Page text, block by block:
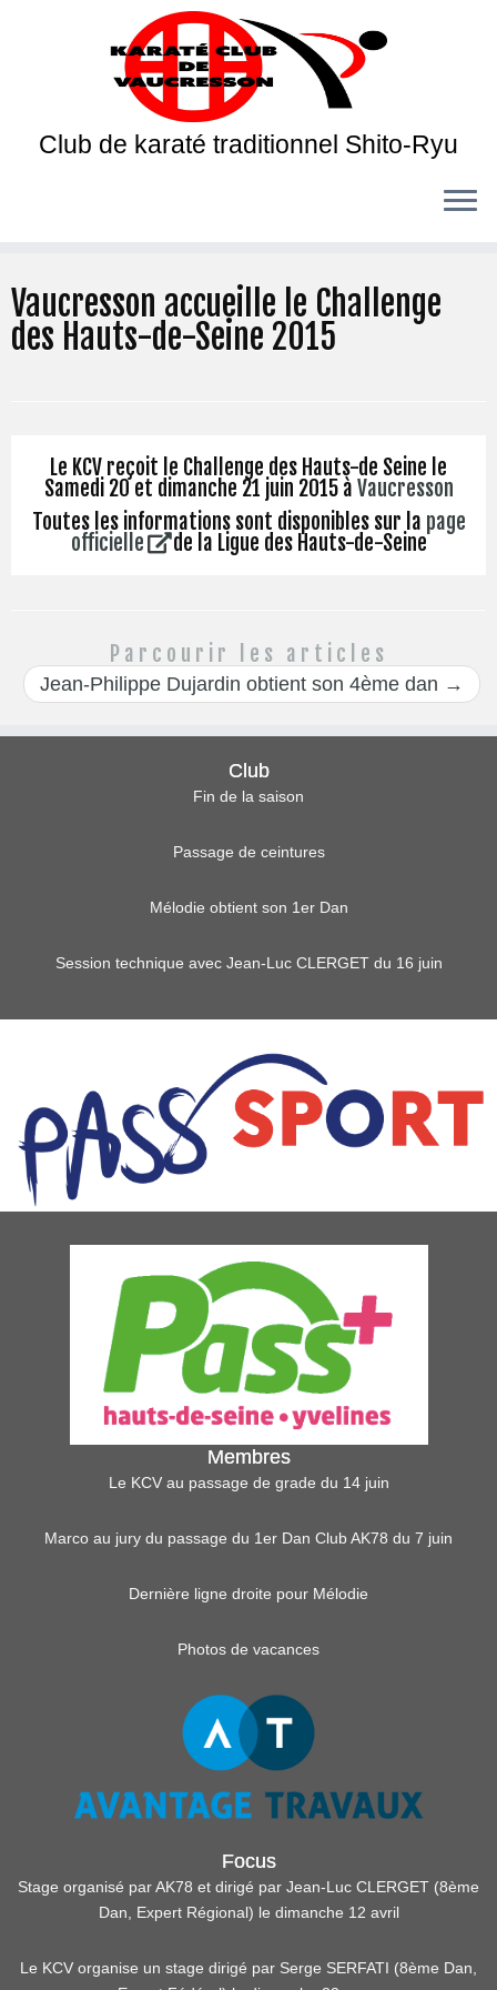
Club de karaté traditionnel Shito-Ryu
Vaucresson accueille le Challenge
des Hauts-de-Seine 2015
Le KCV reçoit le Challenge des Hauts-de Seine le
Samedi 20 et dimanche 21 juin 2015 à Vaucresson
Toutes les informations sont disponibles sur la page
officielle de la Ligue des Hauts-de-Seine
Parcourir les articles
Jean-Philippe Dujardin obtient son 4ème dan →
Club
Fin de la saison
Passage de ceintures
Mélodie obtient son 1er Dan
Session technique avec Jean-Luc CLERGET du 16 juin
Membres
Le KCV au passage de grade du 14 juin
Marco au jury du passage du 1er Dan Club AK78 du 7 juin
Dernière ligne droite pour Mélodie
Photos de vacances
Focus
Stage organisé par AK78 et dirigé par Jean-Luc CLERGET (8ème
Dan, Expert Régional) le dimanche 12 avril
Le KCV organise un stage dirigé par Serge SERFATI (8ème Dan,